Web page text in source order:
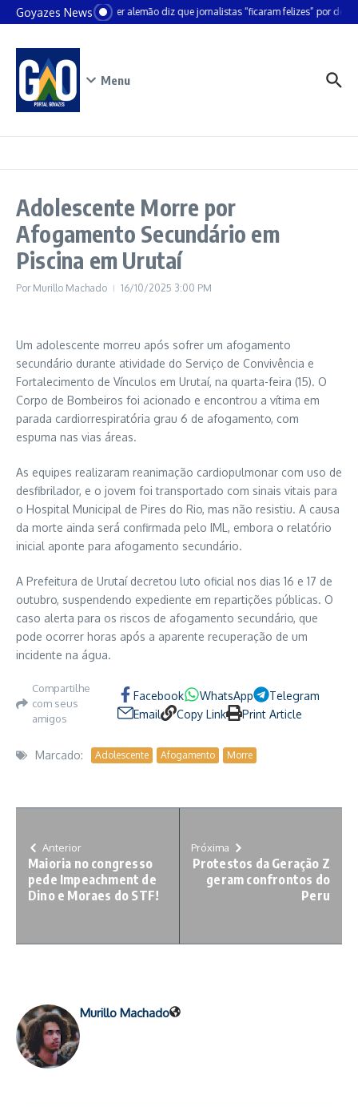
Ir para o conteúdo
Goyazes NewsChanceler alemão diz que jornalistas “ficaram felizes” por deixar
Menu
Adolescente Morre por
Afogamento Secundário em
Piscina em Urutaí
Por Murillo Machado 16/10/2025 3:00 PM
Um adolescente morreu após sofrer um afogamento
secundário durante atividade do Serviço de Convivência e
Fortalecimento de Vínculos em Urutaí, na quarta-feira (15). O
Corpo de Bombeiros foi acionado e encontrou a vítima em
parada cardiorrespiratória grau 6 de afogamento, com
espuma nas vias áreas.
As equipes realizaram reanimação cardiopulmonar com uso de
desfibrilador, e o jovem foi transportado com sinais vitais para
o Hospital Municipal de Pires do Rio, mas não resistiu. A causa
da morte ainda será confirmada pelo IML, embora o relatório
inicial aponte para afogamento secundário.
A Prefeitura de Urutaí decretou luto oficial nos dias 16 e 17 de
outubro, suspendendo expediente em repartições públicas. O
caso alerta para os riscos de afogamento secundário, que
pode ocorrer horas após a aparente recuperação de um
incidente na água.
Compartilhe
com seus
amigos
Facebook WhatsApp
Telegram
Email
Copy Link Print Article
Marcado: Adolescente Afogamento Morre
Anterior
Maioria no congresso
pede Impeachment de
Dino e Moraes do STF!
Próxima
Protestos da Geração Z
geram confrontos do
Peru
Murillo Machado